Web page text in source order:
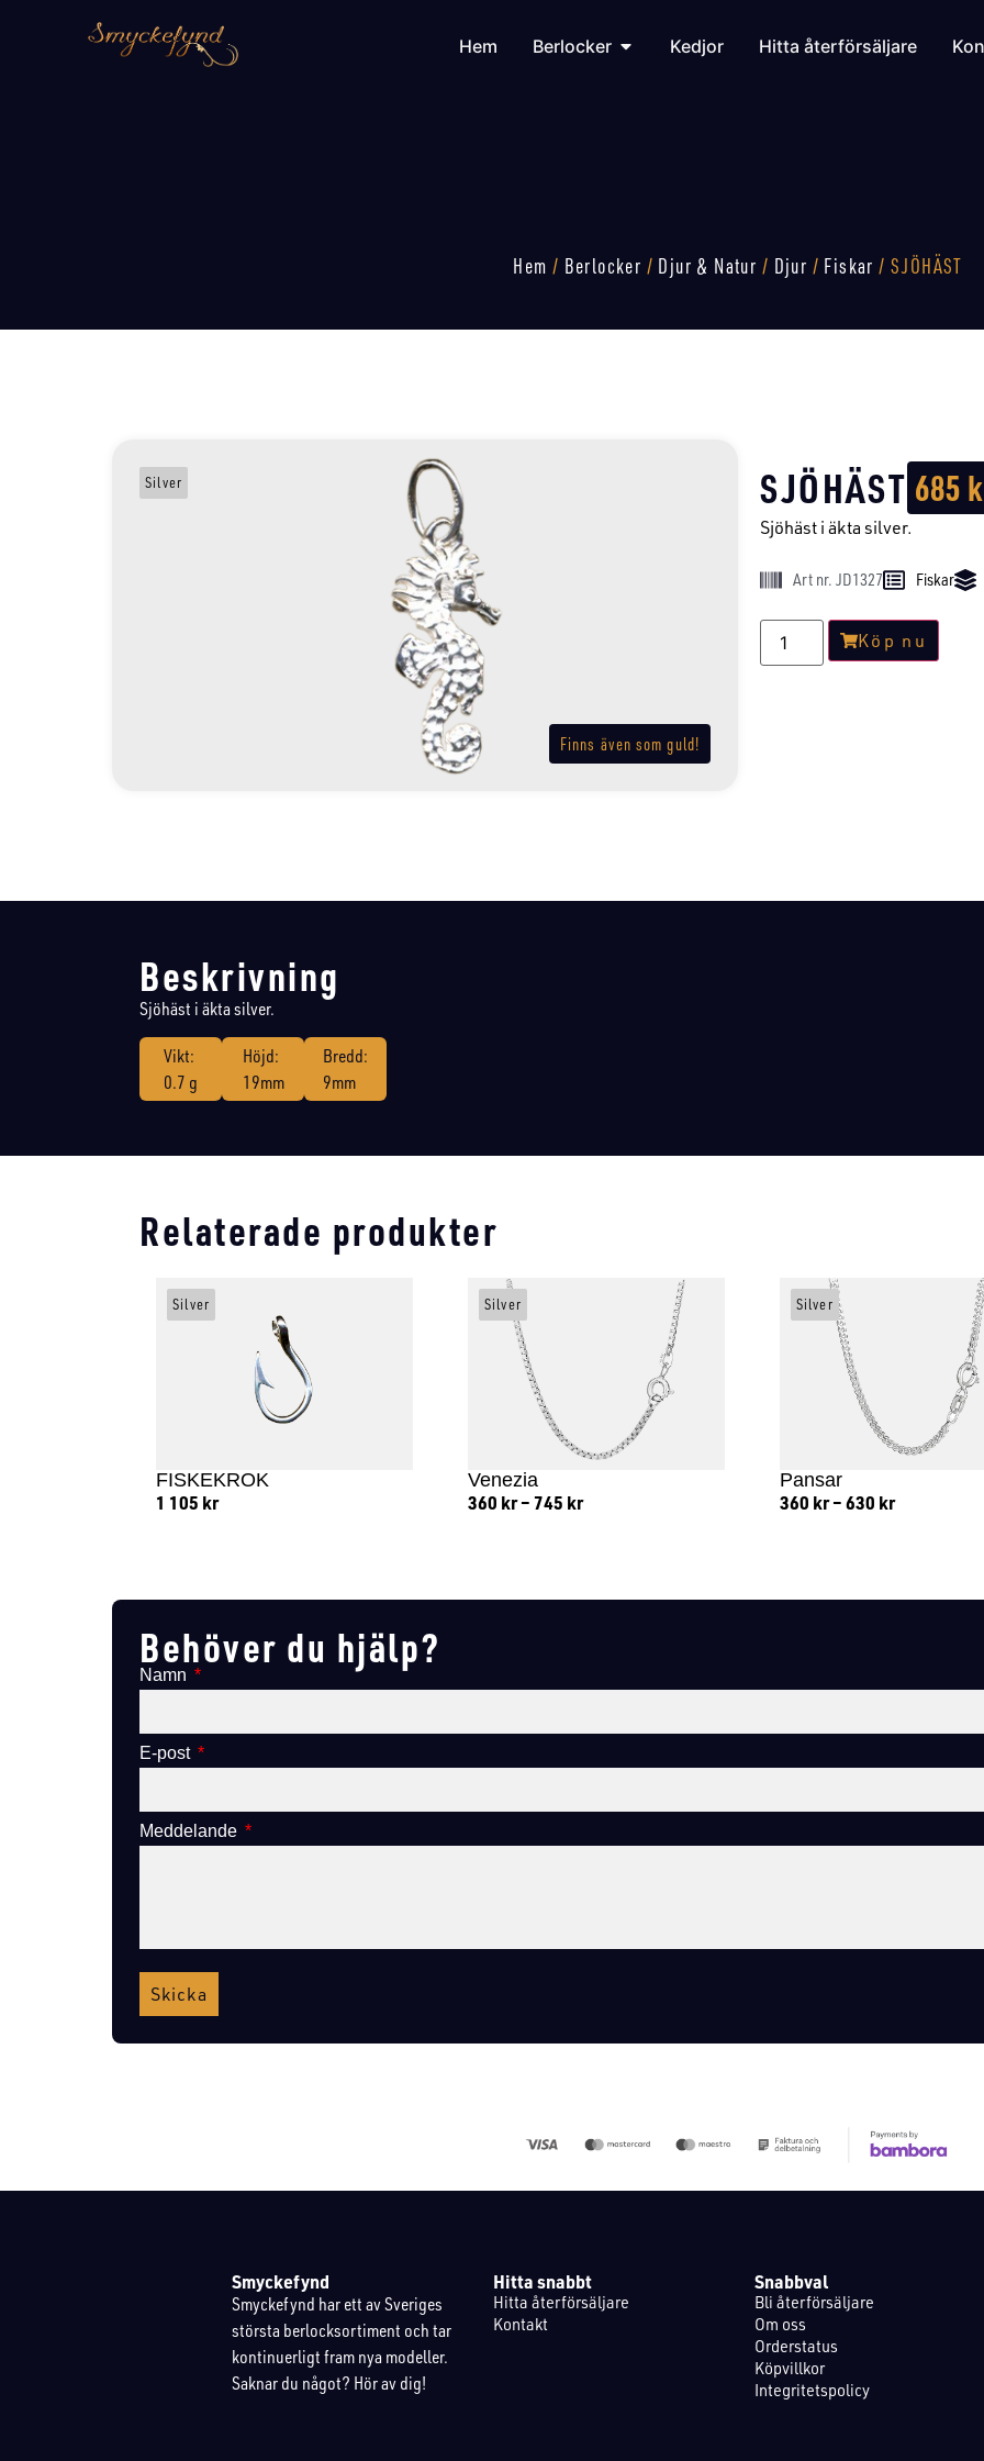
Hem Berlocker Kedjor Hitta återförsäljare
Hem / Berlocker / Djur & Natur / Djur / Fiskar / SJÖHÄST
Finns även som guld!
Silver SJÖHÄST 685
Sjöhäst i äkta silver.
Art nr. JD1327 Fiskar
Köp nu
Beskrivning
Sjöhäst i äkta silver.
Vikt:
0.7 g
Höjd:
19mm
Bredd:
9mm
Relaterade produkter
FISKEKROK
1 105 kr
Silver
Venezia
360 kr –745 kr
Silver
Pansar
360 kr –630 kr
Silver
Behöver du hjälp?
Namn
E-post
Meddelande
Skicka
Smyckefynd
Smyckefynd har ett av Sveriges
största berlocksortiment och tar
kontinuerligt fram nya modeller.
Saknar du något? Hör av dig!
Hitta snabbt
Hitta återförsäljare
Kontakt
Snabbval
Bli återförsäljare
Om oss
Orderstatus
Köpvillkor
Integritetspolicy